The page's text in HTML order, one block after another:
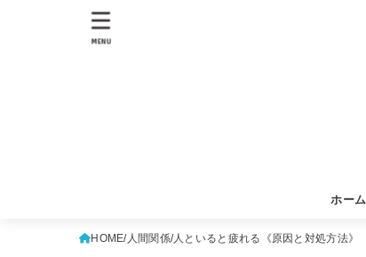
ホーム
MENU
HOME 人間関係 人といると疲れる《原因と対処方法》